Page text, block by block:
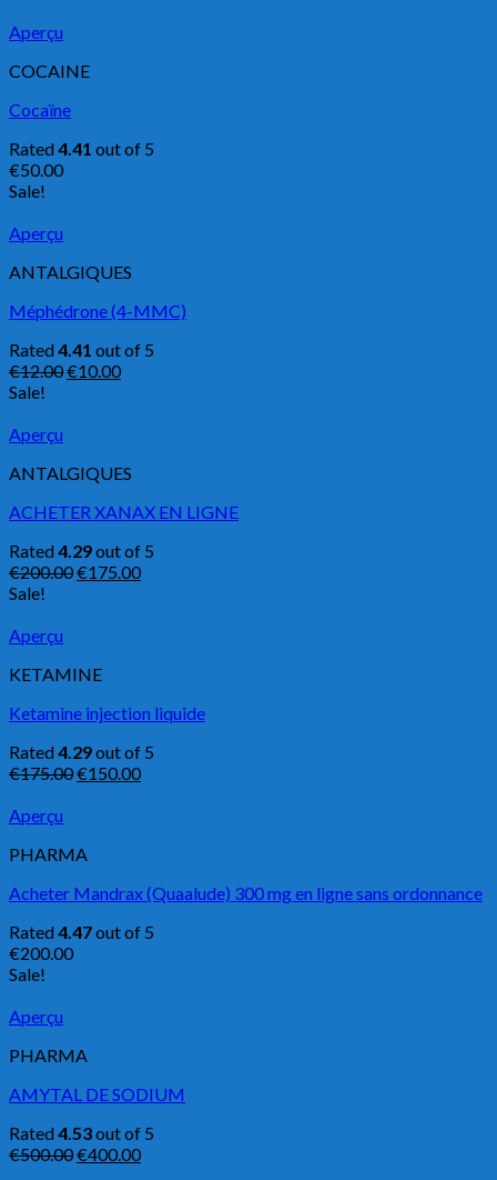
Aperçu
COCAINE
Cocaïne
Rated4.41 out of 5
€50.00
Sale!
Aperçu
ANTALGIQUES
Méphédrone (4-MMC)
Rated4.41 out of 5
€12.00€10.00
Sale!
Aperçu
ANTALGIQUES
ACHETER XANAX EN LIGNE
Rated4.29out of 5
€200.00€175.00
Sale!
Aperçu
KETAMINE
Ketamine injection liquide
Rated4.29out of 5
€175.00€150.00
Aperçu
PHARMA
Acheter Mandrax (Quaalude) 300 mg en ligne sans ordonnance
Rated4.47out of 5
€200.00
Sale!
Aperçu
PHARMA
AMYTAL DE SODIUM
Rated4.53out of 5
€500.00€400.00